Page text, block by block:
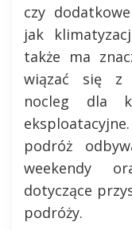
czy
jak
także ma
wiązać się z
nocleg dla
podróż
weekendy
dotyczące
podróży.